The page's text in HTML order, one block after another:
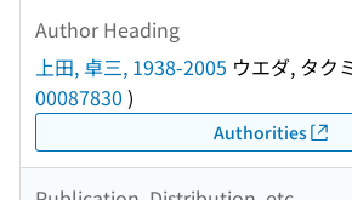
Author Heading
上田, 卓三, 1938-2005 ウエダ, タク
00087830 )
Authorities